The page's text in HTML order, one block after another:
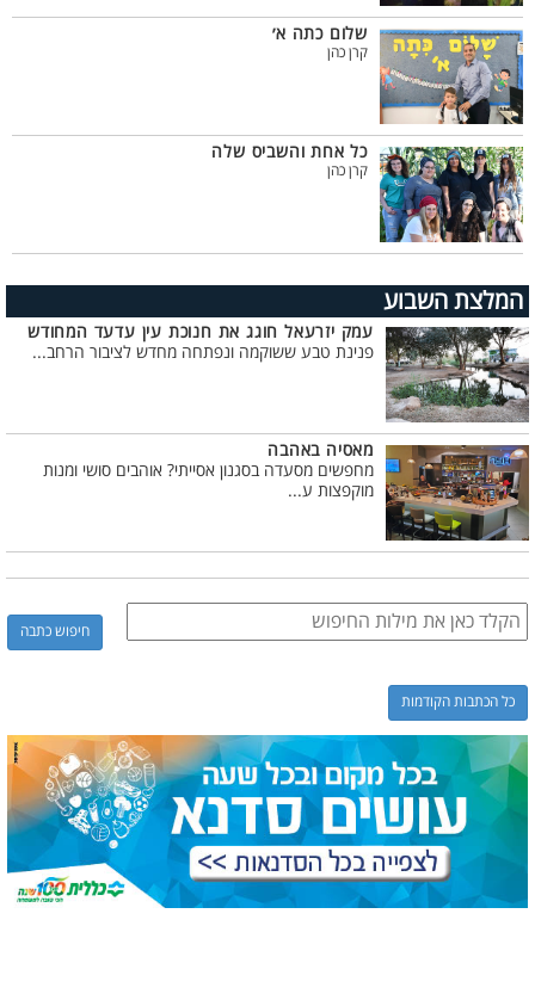
שלום כתה א׳
קרן כהן
כל אחת והשביס שלה
קרן כהן
המלצת השבוע
עמק יזרעאל חוגג את חנוכת עין עדעד המחודש
פנינת טבע ששוקמה ונפתחה מחדש לציבור הרחב...
מאסיה באהבה
מחפשים מסעדה בסגנון אסייתי? אוהבים סושי ומנות
מוקפצות ע...
כל הכתבות הקודמות